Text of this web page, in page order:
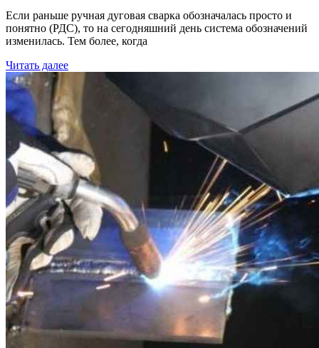
Если раньше ручная дуговая сварка обозначалась просто и
понятно (РДС), то на сегодняшний день система обозначений
изменилась. Тем более, когда
Читать далее